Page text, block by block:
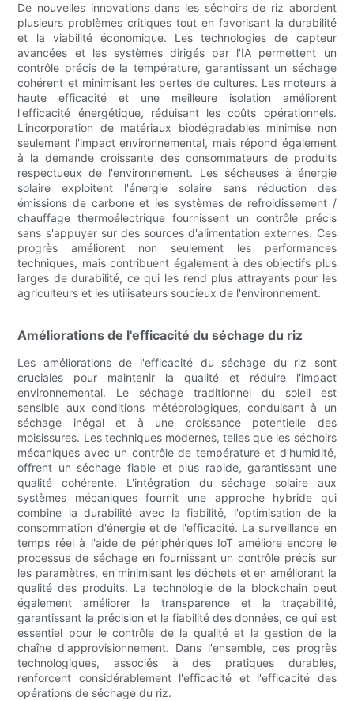
De nouvelles innovations dans les séchoirs de riz abordent
plusieurs problèmes critiques tout en favorisant la durabilité
et la viabilité économique. Les technologies de capteur
avancées et les systèmes dirigés par l'IA permettent un
contrôle précis de la température, garantissant un séchage
cohérent et minimisant les pertes de cultures. Les moteurs à
haute efficacité et une meilleure isolation améliorent
l'efficacité énergétique, réduisant les coûts opérationnels.
L'incorporation de matériaux biodégradables minimise non
seulement l'impact environnemental, mais répond également
à la demande croissante des consommateurs de produits
respectueux de l'environnement. Les sécheuses à énergie
solaire exploitent l'énergie solaire sans réduction des
émissions de carbone et les systèmes de refroidissement /
chauffage thermoélectrique fournissent un contrôle précis
sans s'appuyer sur des sources d'alimentation externes. Ces
progrès améliorent non seulement les performances
techniques, mais contribuent également à des objectifs plus
larges de durabilité, ce qui les rend plus attrayants pour les
agriculteurs et les utilisateurs soucieux de l'environnement.
Améliorations de l'efficacité du séchage du riz
Les améliorations de l'efficacité du séchage du riz sont
cruciales pour maintenir la qualité et réduire l'impact
environnemental. Le séchage traditionnel du soleil est
sensible aux conditions météorologiques, conduisant à un
séchage inégal et à une croissance potentielle des
moisissures. Les techniques modernes, telles que les séchoirs
mécaniques avec un contrôle de température et d'humidité,
offrent un séchage fiable et plus rapide, garantissant une
qualité cohérente. L'intégration du séchage solaire aux
systèmes mécaniques fournit une approche hybride qui
combine la durabilité avec la fiabilité, l'optimisation de la
consommation d'énergie et de l'efficacité. La surveillance en
temps réel à l'aide de périphériques IoT améliore encore le
processus de séchage en fournissant un contrôle précis sur
les paramètres, en minimisant les déchets et en améliorant la
qualité des produits. La technologie de la blockchain peut
également améliorer la transparence et la traçabilité,
garantissant la précision et la fiabilité des données, ce qui est
essentiel pour le contrôle de la qualité et la gestion de la
chaîne d'approvisionnement. Dans l'ensemble, ces progrès
technologiques, associés à des pratiques durables,
renforcent considérablement l'efficacité et l'efficacité des
opérations de séchage du riz.